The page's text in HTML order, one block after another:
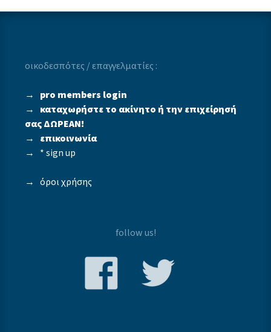
οικοδεσπότες / επαγγελματίες :
→ pro members login
→καταχωρήστε το ακίνητο ή την επιχείρησή
σας ΔΩΡΕΑΝ!
→ επικοινωνία
→ * sign up
→όροι χρήσης
follow us!